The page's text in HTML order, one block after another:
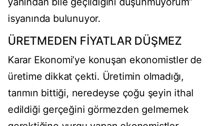
isyanında bulunuyor.
ÜRETMEDEN FİYATLAR DÜŞMEZ
Karar Ekonomi’ye konuşan ekonomistler de
üretime dikkat çekti. Üretimin olmadığı,
tarımın bittiği, neredeyse çoğu şeyin ithal
edildiği gerçeğini görmezden gelmemek